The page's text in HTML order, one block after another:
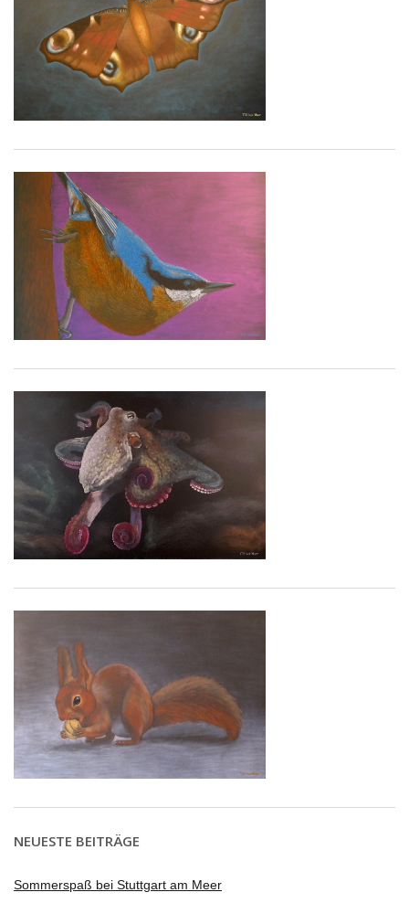
NEUESTE BEITRÄGE
Sommerspaß bei Stuttgart am Meer